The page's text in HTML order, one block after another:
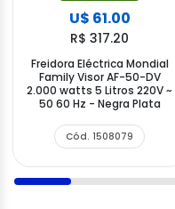
U$ 61.00
R$ 317.20
Freidora Eléctrica Mondial
Family Visor AF-50-DV
2.000 watts 5 Litros 220V ~
50 60 Hz - Negra Plata
Cód. 1508079